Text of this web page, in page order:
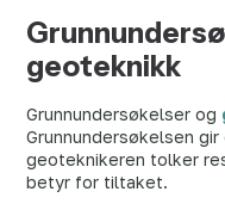
geoteknikk
Grunnundersøkelser og
Grunnundersøkelsen gir
geoteknikeren tolker
betyr for tiltaket.